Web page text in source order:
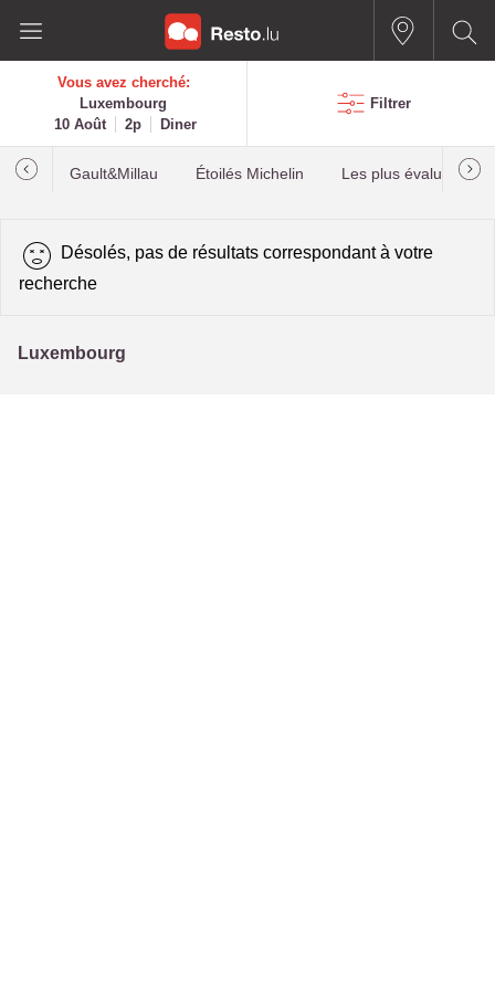
Vous avez cherché:
Luxembourg
10 Août
2p Diner
Filtrer
Gault&Millau Étoilés Michelin Les plus évalués
Désolés, pas de résultats correspondant à votre
recherche
Luxembourg